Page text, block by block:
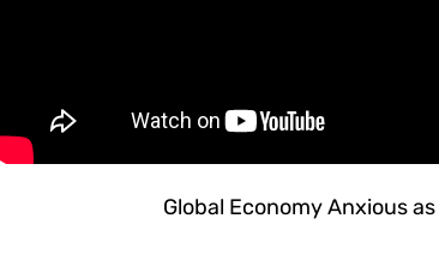
Global Economy Anxious